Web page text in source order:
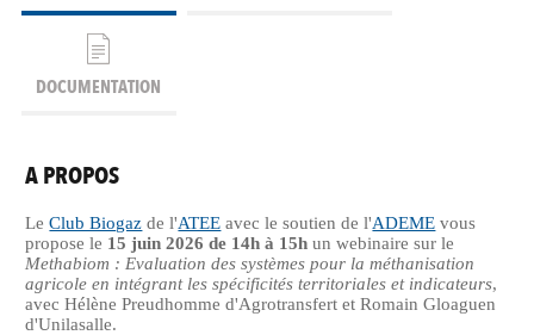
DOCUMENTATION
A PROPOS
LeClub Biogaz de l'ATEE avec le soutien de l'ADEME vous
propose le 15 juin 2026 de 14h à 15h un webinaire sur le
Methabiom : Evaluation des systèmes pour la méthanisation
agricole en intégrant les spécificités territoriales et indicateurs,
avec Hélène Preudhomme d'Agrotransfert et Romain Gloaguen
d'Unilasalle.